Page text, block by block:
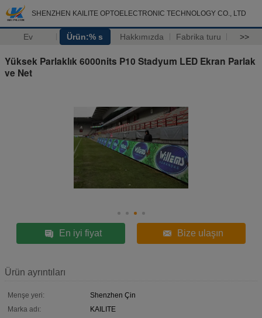
SHENZHEN KAILITE OPTOELECTRONIC TECHNOLOGY CO., LTD
Ev Ürün:% s Hakkımızda Fabrika turu >>
Yüksek Parlaklık 6000nits P10 Stadyum LED Ekran Parlak
ve Net
En iyi fiyat Bize ulaşın
Ürün ayrıntıları
Menşe yeri:
Shenzhen Çin
Marka adı:
KAILITE